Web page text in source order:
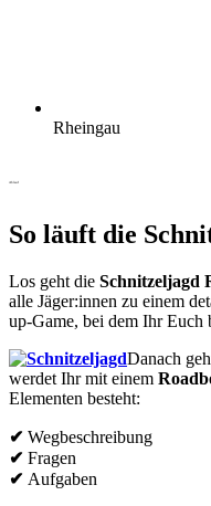
Rheingau
Ablauf
So läuft die
Los geht die Schnitzeljagd
alle Jäger:innen zu einem
up-Game, bei dem Ihr Euch
Danach
werdet Ihr mit einem
Elementen besteht:
✔ Wegbeschreibung
✔ Fragen
✔ Aufgaben